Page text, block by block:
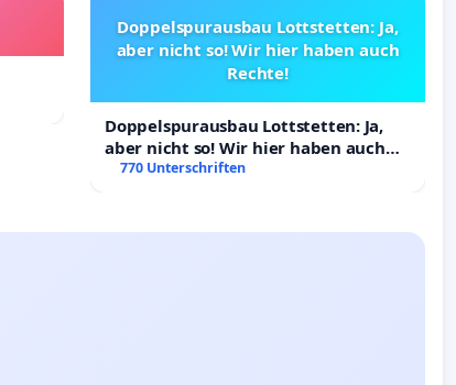
Doppelspurausbau Lottstetten: Ja,
aber nicht so! Wir hier haben auch
Rechte!
Doppelspurausbau Lottstetten: Ja,
aber nicht so! Wir hier haben auch
Rechte!
770 Unterschriften